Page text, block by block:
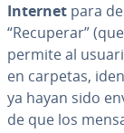
Internet para
“Recuperar”
permite al
en carpetas,
ya hayan sido
de que los